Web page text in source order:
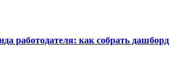
работодателя: как собрать дашборд